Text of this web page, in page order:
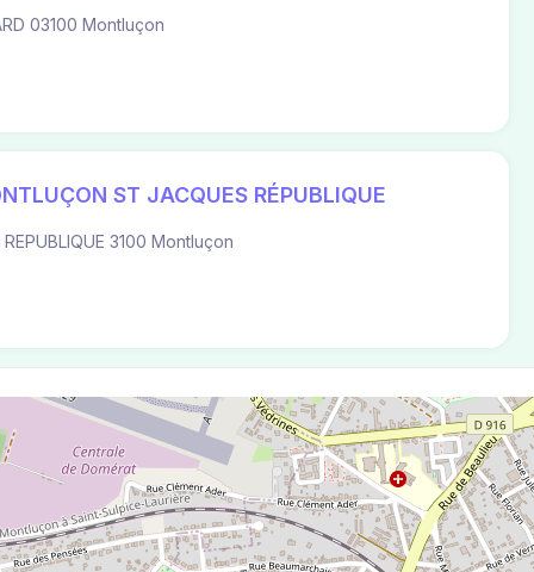
03100 Montluçon
ST JACQUES RÉPUBLIQUE
REPUBLIQUE 3100 Montluçon